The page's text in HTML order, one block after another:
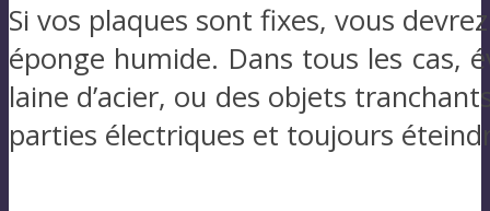
Si vos plaques sont fixes, vous
éponge humide. Dans tous les cas,
laine d’acier, ou des objets
parties électriques et toujours